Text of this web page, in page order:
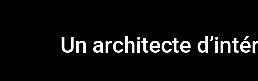
Un architecte